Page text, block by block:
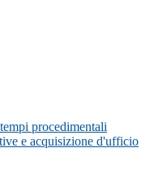
procedimentali
e acquisizione d'ufficio